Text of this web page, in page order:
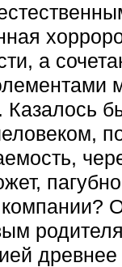
а
Казалось